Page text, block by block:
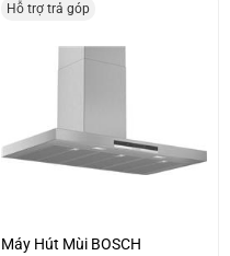
Hỗ trợ trả góp
Máy Hút Mùi BOSCH